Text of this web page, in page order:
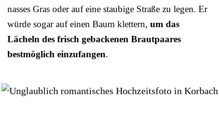
nasses Gras oder auf eine staubige Straße zu legen. Er
würde sogar auf einen Baum klettern, um das
Lächeln des frisch gebackenen Brautpaares
bestmöglich einzufangen.